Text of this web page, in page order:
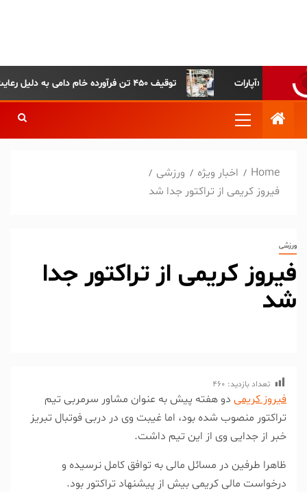
توقیف ۴۵۰ تن فرآورده خام دامی به دلیل رعایت نکردن ضوابط بهداشتی
Home اخبار ویژه
ورزشی
فیروز کریمی از تراکتور جدا شد
ورزشی
فیروز کریمی از تراکتور جدا
شد
تعداد بازدید: 460
فیروز کریمی دو هفته پیش به عنوان مشاور سرمربی تیم
تراکتور منصوب شده بود، اما غیبت وی در دربی فوتبال تبریز
خبر از جدایی وی از این تیم داشت.
ظاهرا طرفین در مسائل مالی به توافق کامل نرسیده و
درخواست مالی کریمی بیش از پیشنهاد تراکتور بود.